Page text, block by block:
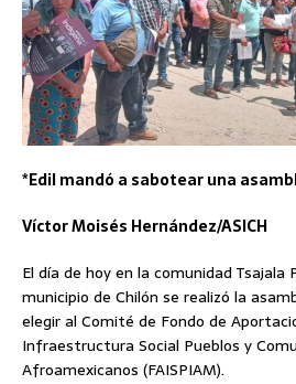
*Edil mandó a sabotear una
Víctor Moisés Hernández/ASICH
El día de hoy en la comunidad Tsajala
municipio de Chilón se realizó la
elegir al Comité de Fondo de
Infraestructura Social Pueblos y
Afroamexicanos (FAISPIAM).